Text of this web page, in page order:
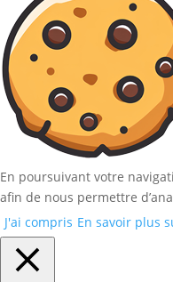
En poursuivant votre
afin de nous permettre
J'ai compris En savoir plus